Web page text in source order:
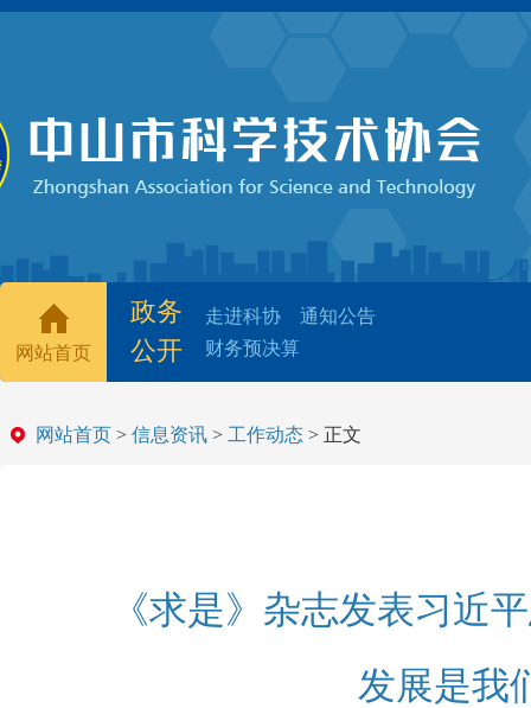
网站首页
政务
公开
走进科协
通知公告
财务预决算
网站首页 > 信息资讯 > 工作动态 > 正文
《求是》杂志发表习近
发展是我